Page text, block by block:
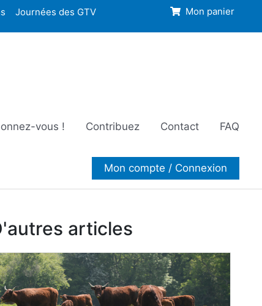
Journées des GTV Mon panier
vous ! Contribuez Contact FAQ
Mon compte / Connexion
articles